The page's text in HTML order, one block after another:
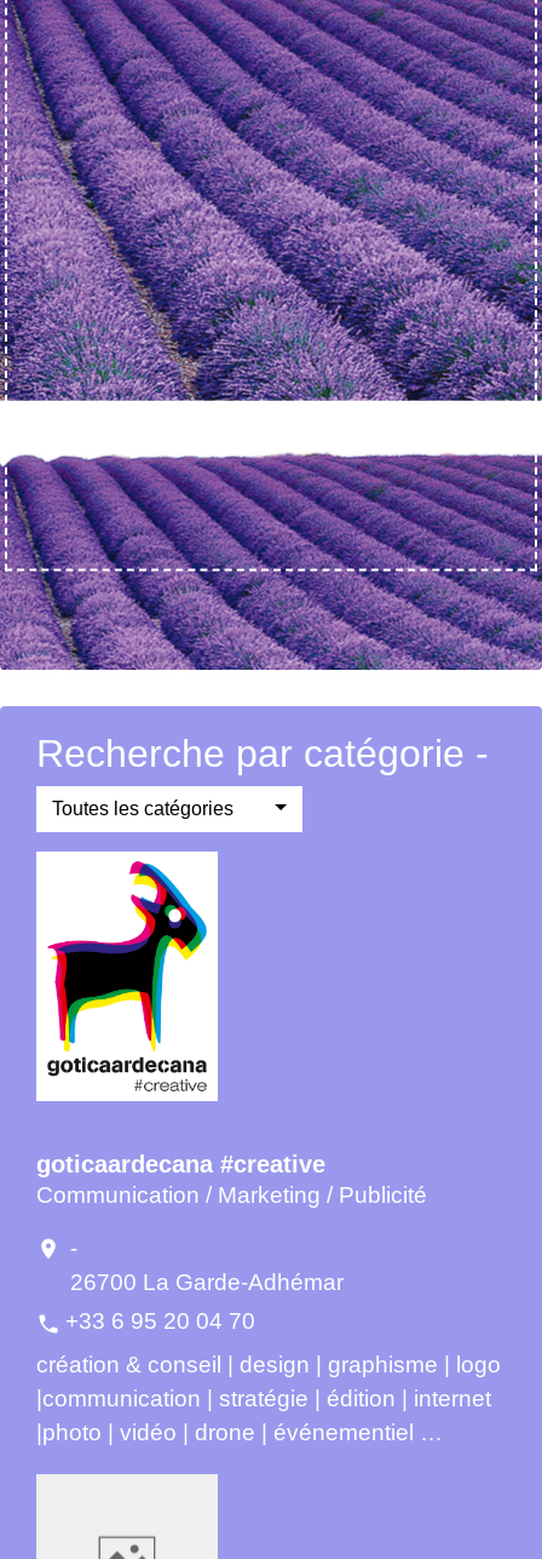
Recherche par catégorie -
Toutes les catégories
goticaardecana #creative
Communication / Marketing / Publicité
location_on
-
26700 La Garde-Adhémar
phone +33 6 95 20 04 70
création & conseil | design | graphisme | logo
|communication | stratégie | édition | internet
|photo | vidéo | drone | événementiel …